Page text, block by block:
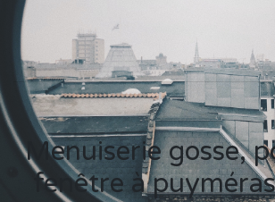
Menuiserie gosse, poseur de
fenêtre à